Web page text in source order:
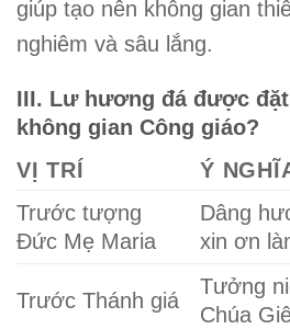
giúp tạo nên không gian
nghiêm và sâu lắng.
III. Lư hương đá được
không gian Công giáo?
VỊ TRÍ
Ý
Trước tượng
Đức Mẹ Maria
Dâng
xin ơn
Trước Thánh giá
Tưởng
Chúa